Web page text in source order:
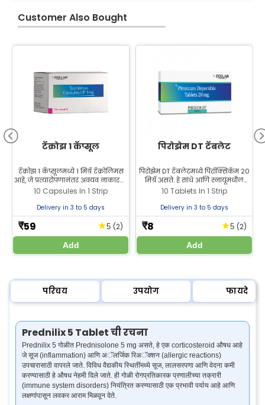
Customer Also Bought
टॅक्रोझ 1 कॅप्सूल
टॅक्रोझ 1 कॅप्सूलमध्ये 1 मिग्रॅ टॅक्रोलिमस
आहे, जे प्रत्यारोपणानंतर अवयव नाकारला
जाऊ नये यासाठी वापरले जाते. आजच
झीलॅब फार्मसीमधून टॅक्रोझ 1 कॅप्सूल
खरेदी करा.
10 Capsules In 1 Strip
Delivery in 3 to 5 days
₹59 ★5 (2)
Add
पिरोझेम DT टॅबलेट
पिरोझेम DT टॅबलेटमध्ये पिरॉक्सिकॅम 20
मिग्रॅ असते. हे सांधे आणि स्नायूंमधील
वेदना व सूज कमी करण्यास मदत करते.
झीलॅब फार्मसीमधून पिरॉक्सिकॅम
डिस्पर्सिबल टॅबलेट सर्वोत्तम किमतीत
10 Tablets In 1 Strip
Delivery in 3 to 5 days
₹8 ★5 (2)
Add
परिचय उपयोग फायदे
Prednilix 5 Tablet ची रचना
Prednilix 5 गोळीत Prednisolone 5 mg असते, हे एक corticosteroid औषध आहे
जे सूज (inflammation) आणि अॅलर्जिक रिअॅक्शन (allergic reactions)
उपचारासाठी वापरले जाते. विविध वैद्यकीय स्थितींमध्ये सूज, लालसरपणा आणि वेदना कमी
करण्यासाठी हे औषध नेहमी दिले जाते. ही गोळी रोगप्रतिकारक प्रणालीच्या तक्रारी
(immune system disorders) नियंत्रित करण्यासाठी एक प्रभावी पर्याय आहे आणि
लक्षणांपासून लवकर आराम मिळवून देते.